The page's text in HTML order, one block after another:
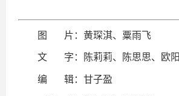
图 片：黄琛淇、粟雨飞
文 字：陈莉莉、陈思思、欧阳
编 辑：甘子盈